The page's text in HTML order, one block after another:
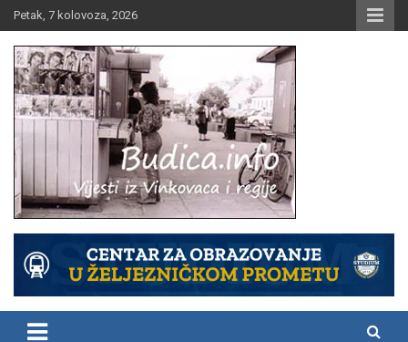
Skip
to
content
Petak, 7 kolovoza, 2026
Budica.info